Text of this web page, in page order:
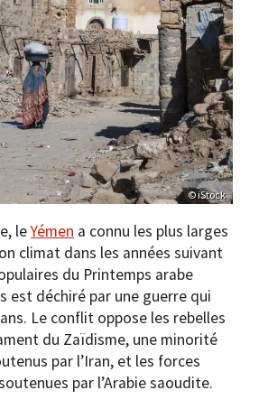
© iStock
leYémen a connu les plus larges
climat dans les années suivant
du Printemps arabe
est déchiré par une guerre qui
Le conflit oppose les rebelles
du Zaïdisme, une minorité
par l’Iran, et les forces
par l’Arabie saoudite.